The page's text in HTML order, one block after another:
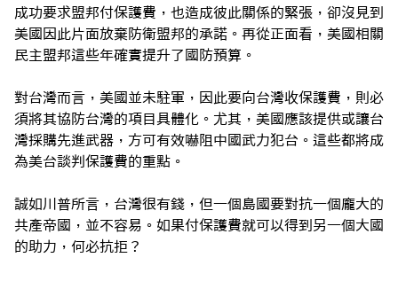
成功要求盟邦付保護費，也造成彼此關係的緊張，卻沒見到
美國因此片面放棄防衛盟邦的承諾。再從正面看，美國相關
民主盟邦這些年確實提升了國防預算。
對台灣而言，美國並未駐軍，因此要向台灣收保護費，則必
須將其協防台灣的項目具體化。尤其，美國應該提供或讓台
灣採購先進武器，方可有效嚇阻中國武力犯台。這些都將成
為美台談判保護費的重點。
誠如川普所言，台灣很有錢，但一個島國要對抗一個龐大的
共產帝國，並不容易。如果付保護費就可以得到另一個大國
的助力，何必抗拒？